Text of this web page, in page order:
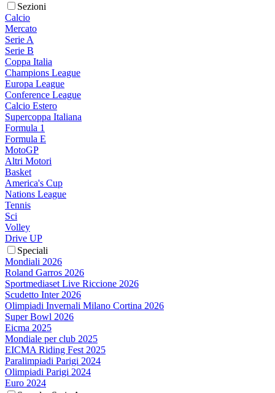
Sezioni
Calcio
Mercato
Serie A
Serie B
Coppa Italia
Champions League
Europa League
Conference League
Calcio Estero
Supercoppa Italiana
Formula 1
Formula E
MotoGP
Altri Motori
Basket
America's Cup
Nations League
Tennis
Sci
Volley
Drive UP
Speciali
Mondiali 2026
Roland Garros 2026
Sportmediaset Live Riccione 2026
Scudetto Inter 2026
Olimpiadi Invernali Milano Cortina 2026
Super Bowl 2026
Eicma 2025
Mondiale per club 2025
EICMA Riding Fest 2025
Paralimpiadi Parigi 2024
Olimpiadi Parigi 2024
Euro 2024